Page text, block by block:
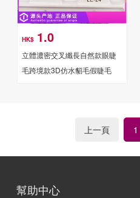
HK$ 1.0
立體濃密交叉纖長自然款眼睫
毛跨境款3D仿水貂毛假睫毛
上一頁 1
幫助中心